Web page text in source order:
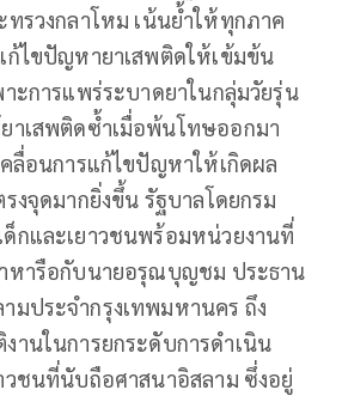
ทรวงกลาโหม เน้นย้ำให้ทุกภาค
ก้ไขปัญหายาเสพติดให้เข้มข้น
ะการแพร่ระบาดยาในกลุ่มวัยรุ่น
าเสพติดซ้ำเมื่อพ้นโทษออกมา
ลื่อนการแก้ไขปัญหาให้เกิดผล
งจุดมากยิ่งขึ้น รัฐบาลโดยกรม
กและเยาวชนพร้อมหน่วยงานที่
หารือกับนายอรุณบุญชม ประธาน
มประจำกรุงเทพมหานคร ถึง
านในการยกระดับการดำเนิน
วชนที่นับถือศาสนาอิสลาม ซึ่งอยู่